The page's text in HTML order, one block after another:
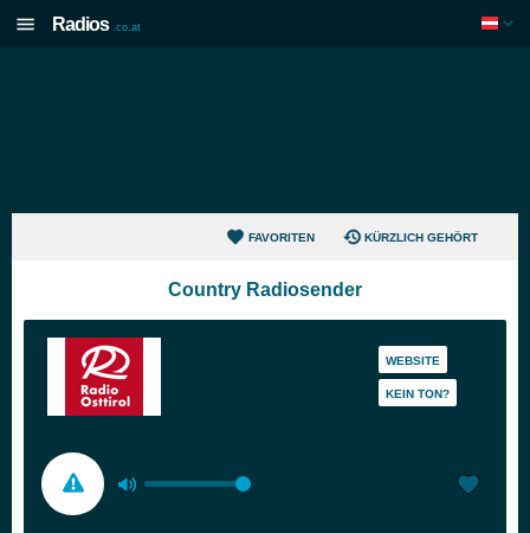
Radios .co.at
FAVORITEN KÜRZLICH GEHÖRT
Country Radiosender
WEBSITE
KEIN TON?